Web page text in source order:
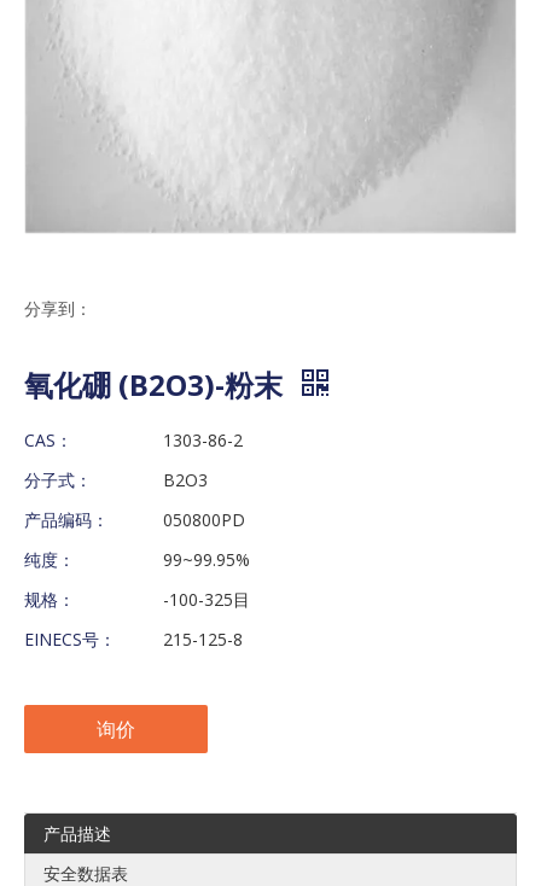
分享到：
氧化硼 (B2O3)-粉末
CAS：
1303-86-2
分子式：
B2O3
产品编码：
050800PD
纯度：
99~99.95%
规格：
-100-325目
EINECS号：
215-125-8
询价
产品描述
安全数据表